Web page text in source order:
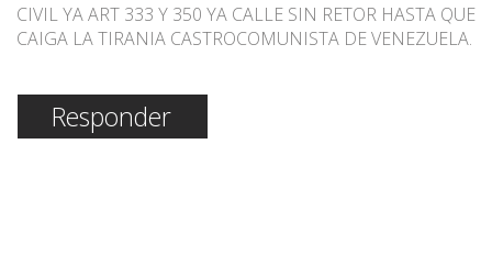
CIVIL YA ART 333 Y 350 YA CALLE SIN RETOR HASTA QUE
CAIGA LA TIRANIA CASTROCOMUNISTA DE VENEZUELA.
Responder